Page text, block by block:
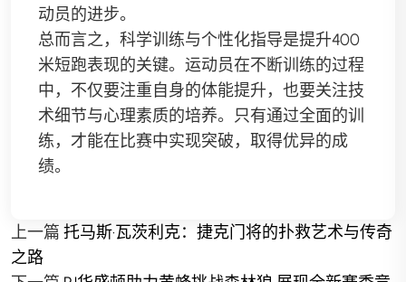
动员的进步。
总而言之，科学训练与个性化指导是提升400
米短跑表现的关键。运动员在不断训练的过程
中，不仅要注重自身的体能提升，也要关注技
术细节与心理素质的培养。只有通过全面的训
练，才能在比赛中实现突破，取得优异的成
绩。
上一篇 托马斯·瓦茨利克：捷克门将的扑救艺术与传奇
之路